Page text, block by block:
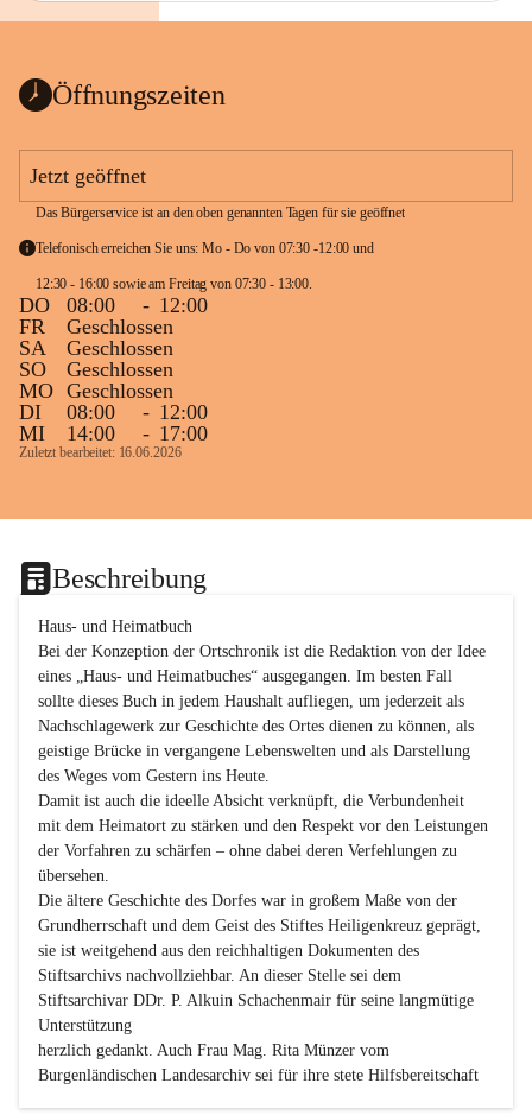
Öffnungszeiten
Jetzt geöffnet
Das Bürgerservice ist an den oben genannten Tagen für sie geöffnet
Telefonisch erreichen Sie uns: Mo - Do von 07:30 -12:00 und
DO 08:00 - 12:00
FR
Geschlossen
SA
Geschlossen
SO
Geschlossen
MO Geschlossen
DI
08:00 - 12:00
MI
14:00 - 17:00
Zuletzt bearbeitet: 16.06.2026
Beschreibung
Haus- und Heimatbuch
Bei der Konzeption der Ortschronik ist die Redaktion von der Idee
eines „Haus- und Heimatbuches“ ausgegangen. Im besten Fall
sollte dieses Buch in jedem Haushalt aufliegen, um jederzeit als
Nachschlagewerk zur Geschichte des Ortes dienen zu können, als
geistige Brücke in vergangene Lebenswelten und als Darstellung
des Weges vom Gestern ins Heute.
Damit ist auch die ideelle Absicht verknüpft, die Verbundenheit
mit dem Heimatort zu stärken und den Respekt vor den Leistungen
der Vorfahren zu schärfen – ohne dabei deren Verfehlungen zu
übersehen.
Die ältere Geschichte des Dorfes war in großem Maße von der
Grundherrschaft und dem Geist des Stiftes Heiligenkreuz geprägt,
sie ist weitgehend aus den reichhaltigen Dokumenten des
Stiftsarchivs nachvollziehbar. An dieser Stelle sei dem
Stiftsarchivar DDr. P. Alkuin Schachenmair für seine langmütige
Unterstützung
herzlich gedankt. Auch Frau Mag. Rita Münzer vom
Burgenländischen Landesarchiv sei für ihre stete Hilfsbereitschaft